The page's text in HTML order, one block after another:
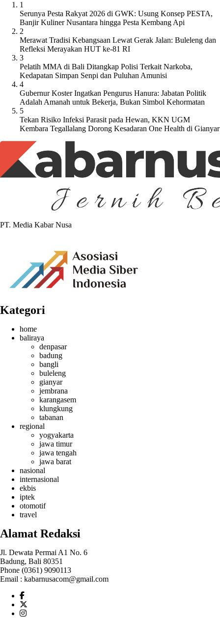
1
Serunya Pesta Rakyat 2026 di GWK: Usung Konsep PESTA,
Banjir Kuliner Nusantara hingga Pesta Kembang Api
2
Merawat Tradisi Kebangsaan Lewat Gerak Jalan: Buleleng dan
Refleksi Merayakan HUT ke-81 RI
3
Pelatih MMA di Bali Ditangkap Polisi Terkait Narkoba,
Kedapatan Simpan Senpi dan Puluhan Amunisi
4
Gubernur Koster Ingatkan Pengurus Hanura: Jabatan Politik
Adalah Amanah untuk Bekerja, Bukan Simbol Kehormatan
5
Tekan Risiko Infeksi Parasit pada Hewan, KKN UGM
Kembara Tegallalang Dorong Kesadaran One Health di Gianyar
PT. Media Kabar Nusa
Kategori
home
baliraya
denpasar
badung
bangli
buleleng
gianyar
jembrana
karangasem
klungkung
tabanan
regional
yogyakarta
jawa timur
jawa tengah
jawa barat
nasional
internasional
ekbis
iptek
otomotif
travel
Alamat Redaksi
Jl. Dewata Permai A1 No. 6
Badung, Bali 80351
Phone (0361) 9090113
Email : kabarnusacom@gmail.com